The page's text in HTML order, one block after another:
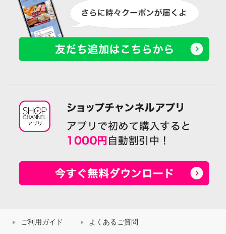
ご利用ガイド よくあるご質問